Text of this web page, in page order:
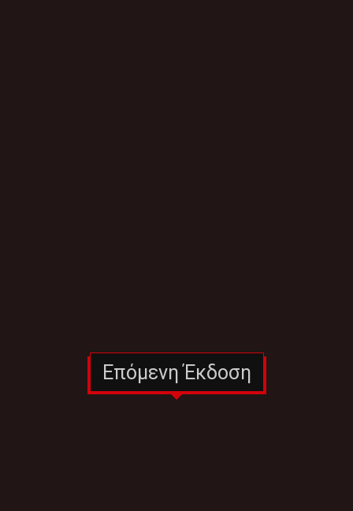
Επόμενη Έκδοση